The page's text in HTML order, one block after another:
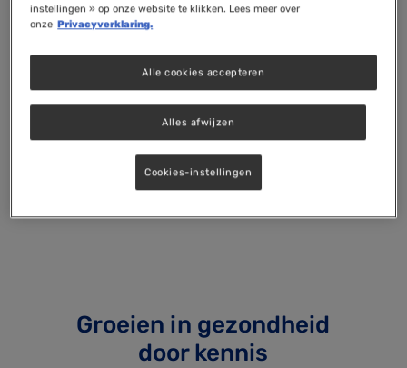
Groeien in gezondheid
door kennis
instellingen » op onze website te klikken. Lees meer over
onze Privacyverklaring.
Alles afwijzen
Alle cookies accepteren
Cookies-instellingen